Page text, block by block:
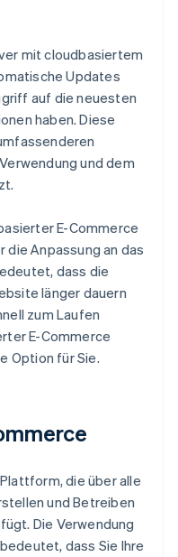
mit cloudbasiertem
Updates
auf die neuesten
haben. Diese
und dem
E-Commerce
die Anpassung an das
dass die
länger dauern
zum Laufen
E-Commerce
Option für Sie.
die über alle
und Betreiben
Die Verwendung
dass Sie Ihre